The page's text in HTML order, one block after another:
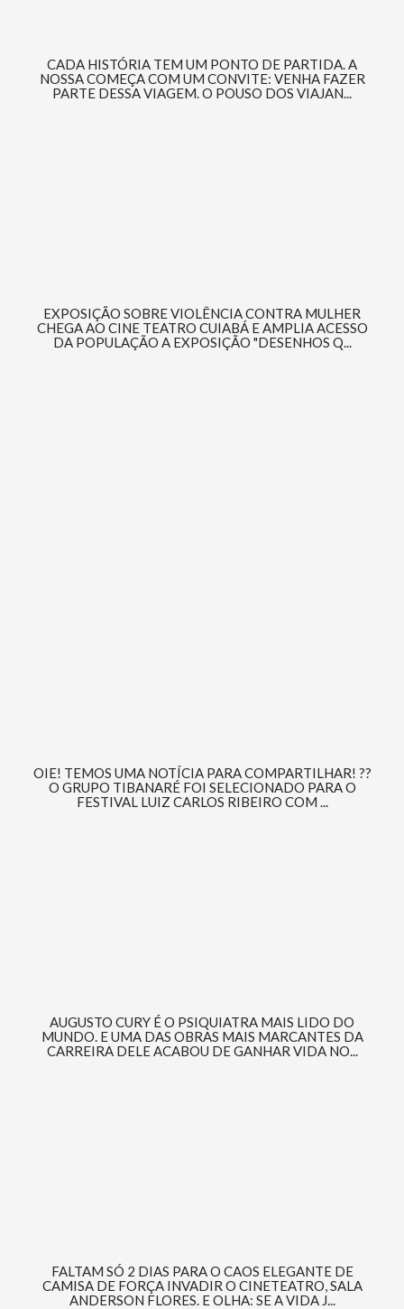
CADA HISTÓRIA TEM UM PONTO DE PARTIDA. A
NOSSA COMEÇA COM UM CONVITE: VENHA FAZER
PARTE DESSA VIAGEM. O POUSO DOS VIAJAN...
EXPOSIÇÃO SOBRE VIOLÊNCIA CONTRA MULHER
CHEGA AO CINE TEATRO CUIABÁ E AMPLIA ACESSO
DA POPULAÇÃO A EXPOSIÇÃO "DESENHOS Q...
OIE! TEMOS UMA NOTÍCIA PARA COMPARTILHAR! ??
O GRUPO TIBANARÉ FOI SELECIONADO PARA O
FESTIVAL LUIZ CARLOS RIBEIRO COM ...
AUGUSTO CURY É O PSIQUIATRA MAIS LIDO DO
MUNDO. E UMA DAS OBRAS MAIS MARCANTES DA
CARREIRA DELE ACABOU DE GANHAR VIDA NO...
FALTAM SÓ 2 DIAS PARA O CAOS ELEGANTE DE
CAMISA DE FORÇA INVADIR O CINETEATRO, SALA
ANDERSON FLORES. E OLHA: SE A VIDA J...